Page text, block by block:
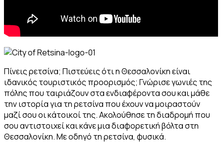
Πίνεις ρετσίνα; Πιστεύεις ότι η Θεσσαλονίκη είναι
ιδανικός τουριστικός προορισμός; Γνώρισε γωνιές της
πόλης που ταιριάζουν στα ενδιαφέροντα σου και μάθε
την ιστορία για τη ρετσίνα που έχουν να μοιραστούν
μαζί σου οι κάτοικοί της. Ακολούθησε τη διαδρομή που
σου αντιστοιχεί και κάνε μια διαφορετική βόλτα στη
Θεσσαλονίκη. Με οδηγό τη ρετσίνα, φυσικά.